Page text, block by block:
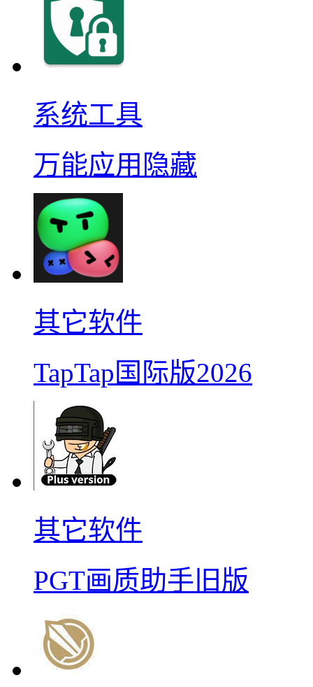
系统工具
万能应用隐藏
其它软件
TapTap国际版2026
其它软件
PGT画质助手旧版